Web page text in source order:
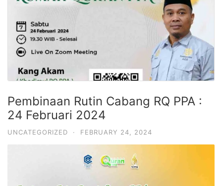
Pembinaan Rutin Cabang RQ PPA :
24 Februari 2024
UNCATEGORIZED · FEBRUARY 24, 2024